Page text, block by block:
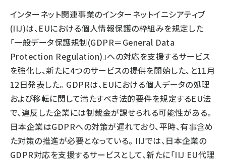
インターネット関連事業のインターネットイニシアティブ
(IIJ)は、EUにおける個人情報保護の枠組みを規定した
「一般データ保護規制(GDPR＝General Data
Protection Regulation)」への対応を支援するサービス
を強化し、新たに4つのサービスの提供を開始した、と11月
12日発表した。 GDPRは、EUにおける個人データの処理
および移転に関して満たすべき法的要件を規定するEU法
で、違反した企業には制裁金が課せられる可能性がある。
日本企業はGDPRへの対策が遅れており、平時、有事含め
た対策の推進が必要となっている。 IIJでは、日本企業の
GDPR対応を支援するサービスとして、新たに「IIJ EU代理